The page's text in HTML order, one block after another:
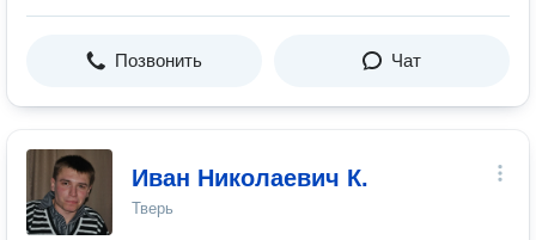
Позвонить Чат
Иван Николаевич К.
Тверь